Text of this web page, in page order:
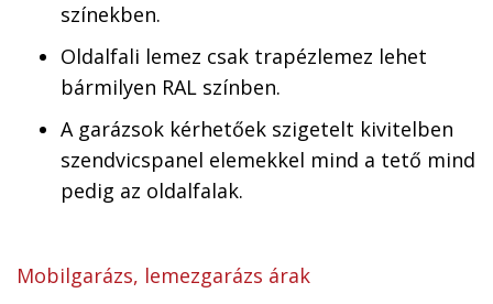
színekben.
Oldalfali lemez csak trapézlemez lehet
bármilyen RAL színben.
A garázsok kérhetőek szigetelt kivitelben
szendvicspanel elemekkel mind a tető mind
pedig az oldalfalak.
Mobilgarázs, lemezgarázs árak